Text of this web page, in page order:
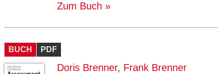
Zum Buch
BUCH PDF
Doris Brenner, Frank Brenner